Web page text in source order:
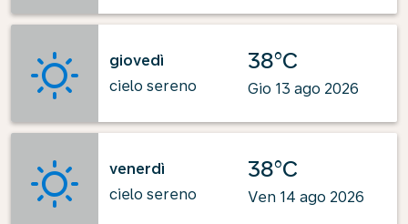
giovedì
cielo sereno
38°C
Gio 13 ago 2026
venerdì
cielo sereno
38°C
Ven 14 ago 2026